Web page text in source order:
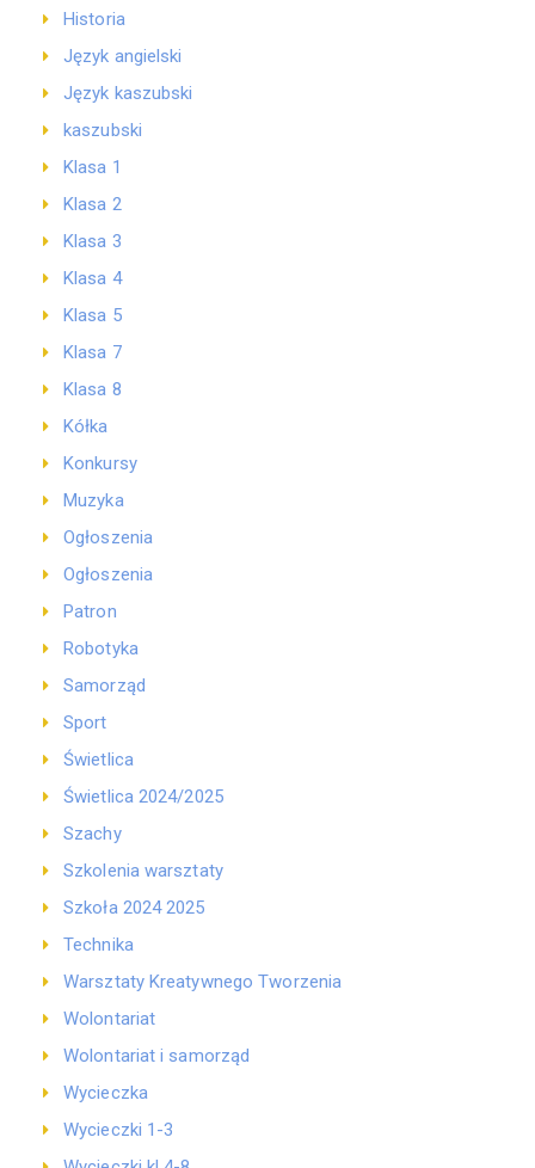
Historia
Język angielski
Język kaszubski
kaszubski
Klasa 1
Klasa 2
Klasa 3
Klasa 4
Klasa 5
Klasa 7
Klasa 8
Kółka
Konkursy
Muzyka
Ogłoszenia
Ogłoszenia
Patron
Robotyka
Samorząd
Sport
Świetlica
Świetlica 2024/2025
Szachy
Szkolenia warsztaty
Szkoła 2024 2025
Technika
Warsztaty Kreatywnego Tworzenia
Wolontariat
Wolontariat i samorząd
Wycieczka
Wycieczki 1-3